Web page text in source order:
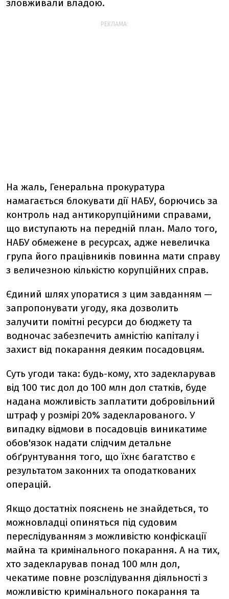
зловживали владою.
РЕКЛАМА:
На жаль, Генеральна прокуратура
намагається блокувати дії НАБУ, борючись за
контроль над антикорупційними справами,
що виступають на передній план. Мало того,
НАБУ обмежене в ресурсах, адже невеличка
група його працівників повинна мати справу
з величезною кількістю корупційних справ.
Єдиний шлях упоратися з цим завданням —
запропонувати угоду, яка дозволить
залучити помітні ресурси до бюджету та
водночас забезпечить амністію капіталу і
захист від покарання деяким посадовцям.
Суть угоди така: будь-кому, хто задекларував
від 100 тис дол до 100 млн дол статків, буде
надана можливість заплатити добровільний
штраф у розмірі 20% задекларованого. У
випадку відмови в посадовців виникатиме
обов'язок надати слідчим детальне
обґрунтування того, що їхнє багатство є
результатом законних та оподаткованих
операцій.
Якщо достатніх пояснень не знайдеться, то
можновладці опиняться під судовим
переслідуванням з можливістю конфіскації
майна та кримінального покарання. А на тих,
хто задекларував понад 100 млн дол,
чекатиме повне розслідування діяльності з
можливістю кримінального покарання та